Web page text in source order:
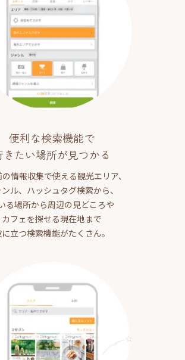
便利な検索機能で
きたい場所が見つかる
情報収集で使える観光エリア、
ル、ハッシュタグ検索から、
る場所から周辺の見どころや
カフェを探せる現在地まで
立つ検索機能がたくさん。